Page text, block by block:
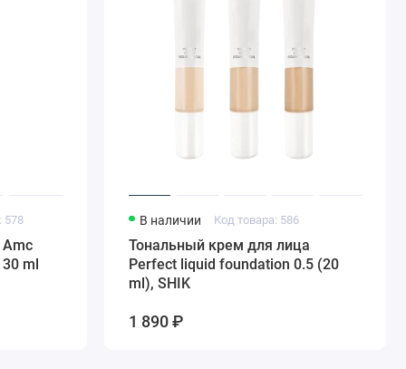
578
ml
В наличии Код товара: 586
Тональный крем для лица
Perfect liquid foundation 0.5 (20
ml), SHIK
1 890 ₽